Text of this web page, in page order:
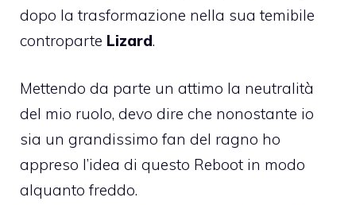
dopo la trasformazione nella sua temibile
controparte Lizard.
Mettendo da parte un attimo la neutralità
del mio ruolo, devo dire che nonostante io
sia un grandissimo fan del ragno ho
appreso l’idea di questo Reboot in modo
alquanto freddo.